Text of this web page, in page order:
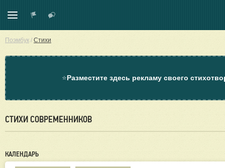
Поэмбук / Стихи
⭐Разместите здесь рекламу своего
СТИХИ СОВРЕМЕННИКОВ
КАЛЕНДАРЬ